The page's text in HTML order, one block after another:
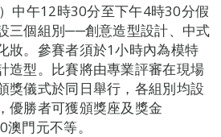
中午12時30分至下午4時30分假
三個組別──創意造型設計、中式
妝。參賽者須於1小時內為模特
造型。比賽將由專業評審在現場
獎儀式於同日舉行，各組別均設
優勝者可獲頒獎座及獎金
門元不等。